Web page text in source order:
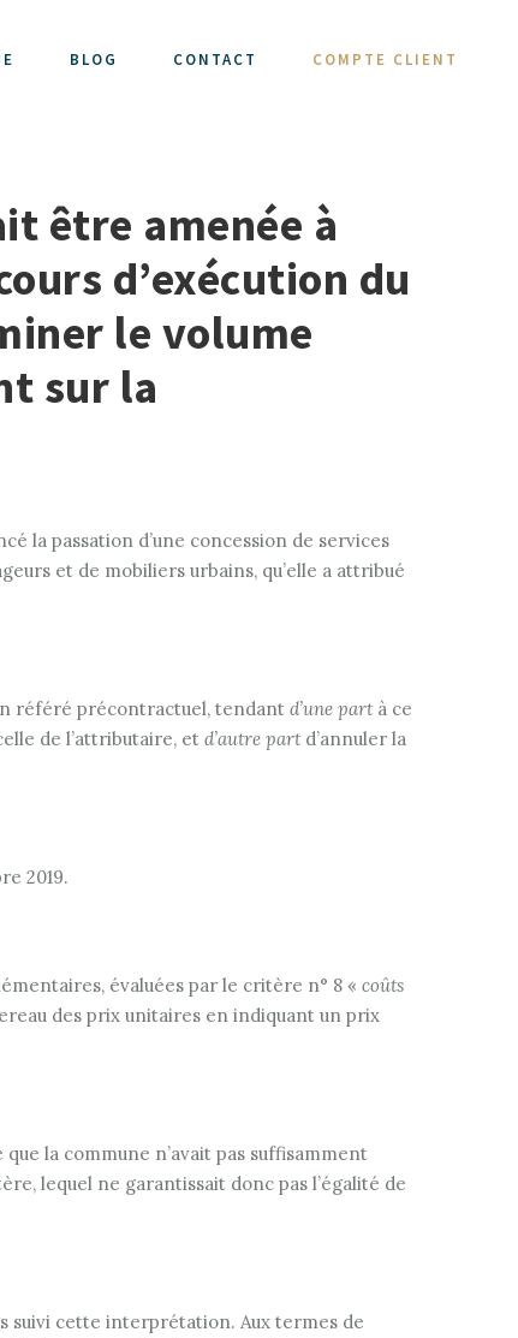
BLOG CONTACT COMPTE CLIENT
être amenée à
d’exécution du
le volume
sur la
la passation d’une concession de services
et de mobiliers urbains, qu’elle a attribué
référé précontractuel, tendant d’une partà ce
de l’attributaire, et d’autre partd’annuler la
2019.
évaluées par le critère n° 8 « coûts
des prix unitaires en indiquant un prix
la commune n’avait pas suffisamment
lequel ne garantissait donc pas l’égalité de
suivi cette interprétation. Aux termes de